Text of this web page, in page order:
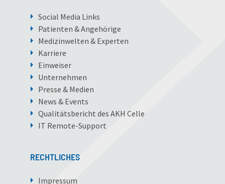
Social Media Links
Patienten & Angehörige
Medizinwelten & Experten
Karriere
Einweiser
Unternehmen
Presse & Medien
News & Events
Qualitätsbericht des AKH Celle
IT Remote-Support
RECHTLICHES
Impressum